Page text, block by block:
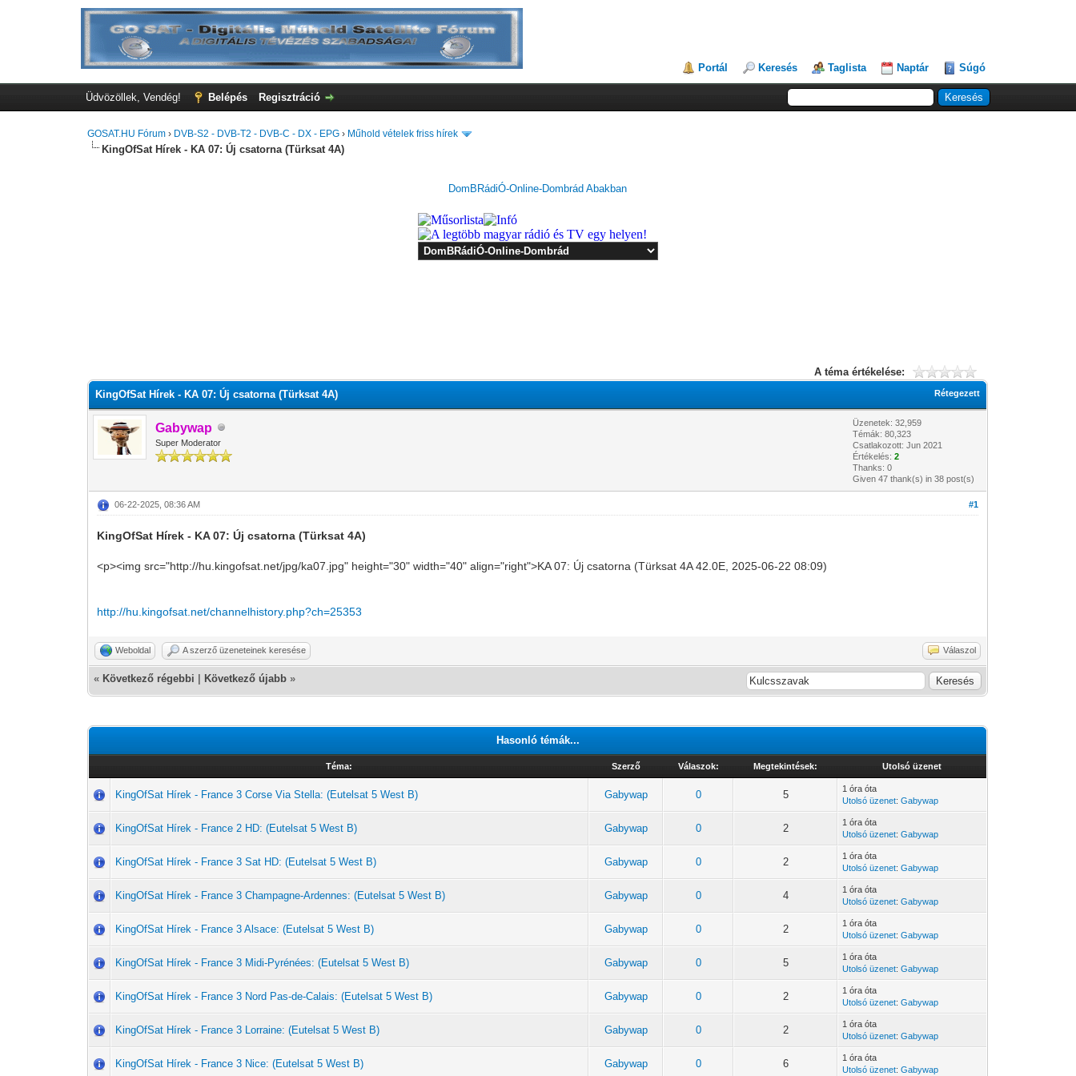
Portál Keresés Taglista Naptár Súgó
Üdvözöllek, Vendég! Belépés Regisztráció
GOSAT.HU Fórum › DVB-S2 - DVB-T2 - DVB-C - DX - EPG › Műhold vételek friss hírek
KingOfSat Hírek - KA 07: Új csatorna (Türksat 4A)
DomBRádiÓ-Online-Dombrád Abakban
A téma értékelése:
Rétegezett
KingOfSat Hírek - KA 07: Új csatorna (Türksat 4A)
Gabywap
Super Moderator
Üzenetek: 32,959
Témák: 80,323
Csatlakozott: Jun 2021
Értékelés:2
Thanks: 0
Given 47 thank(s) in 38 post(s)
#1
06-22-2025, 08:36 AM
KingOfSat Hírek - KA 07: Új csatorna (Türksat 4A)
<p><img src="http://hu.kingofsat.net/jpg/ka07.jpg" height="30" width="40" align="right">KA 07: Új csatorna (Türksat 4A 42.0E, 2025-06-22 08:09)
http://hu.kingofsat.net/channelhistory.php?ch=25353
Weboldal A szerző üzeneteinek keresése Válaszol
« Következő régebbi Következő újabb »
Hasonló témák...
Téma: Szerző Válaszok: Megtekintések: Utolsó üzenet
KingOfSat Hírek - France 3 Corse Via Stella: (Eutelsat 5 West B) Gabywap 0 5
1 óra óta
Utolsó üzenet:Gabywap
KingOfSat Hírek - France 2 HD: (Eutelsat 5 West B) Gabywap 0 2
1 óra óta
Utolsó üzenet:Gabywap
KingOfSat Hírek - France 3 Sat HD: (Eutelsat 5 West B) Gabywap 0 2
1 óra óta
Utolsó üzenet:Gabywap
KingOfSat Hírek - France 3 Champagne-Ardennes: (Eutelsat 5 West B) Gabywap 0 4
1 óra óta
Utolsó üzenet:Gabywap
KingOfSat Hírek - France 3 Alsace: (Eutelsat 5 West B) Gabywap 0 2
1 óra óta
Utolsó üzenet:Gabywap
KingOfSat Hírek - France 3 Midi-Pyrénées: (Eutelsat 5 West B) Gabywap 0 5
1 óra óta
Utolsó üzenet:Gabywap
KingOfSat Hírek - France 3 Nord Pas-de-Calais: (Eutelsat 5 West B) Gabywap 0 2
1 óra óta
Utolsó üzenet:Gabywap
KingOfSat Hírek - France 3 Lorraine: (Eutelsat 5 West B) Gabywap 0 2
1 óra óta
Utolsó üzenet:Gabywap
KingOfSat Hírek - France 3 Nice: (Eutelsat 5 West B) Gabywap 0 6
1 óra óta
Utolsó üzenet:Gabywap